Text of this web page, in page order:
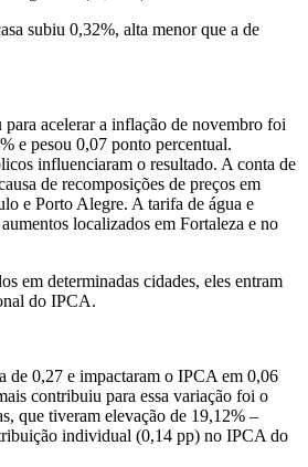
subiu 0,32%, alta menor que a de
acelerar a inflação de novembro foi
e pesou 0,07 ponto percentual.
influenciaram o resultado. A conta de
de recomposições de preços em
e Porto Alegre. A tarifa de água e
localizados em Fortaleza e no
em determinadas cidades, eles entram
do IPCA.
de 0,27 e impactaram o IPCA em 0,06
contribuiu para essa variação foi o
que tiveram elevação de 19,12% –
individual (0,14 pp) no IPCA do